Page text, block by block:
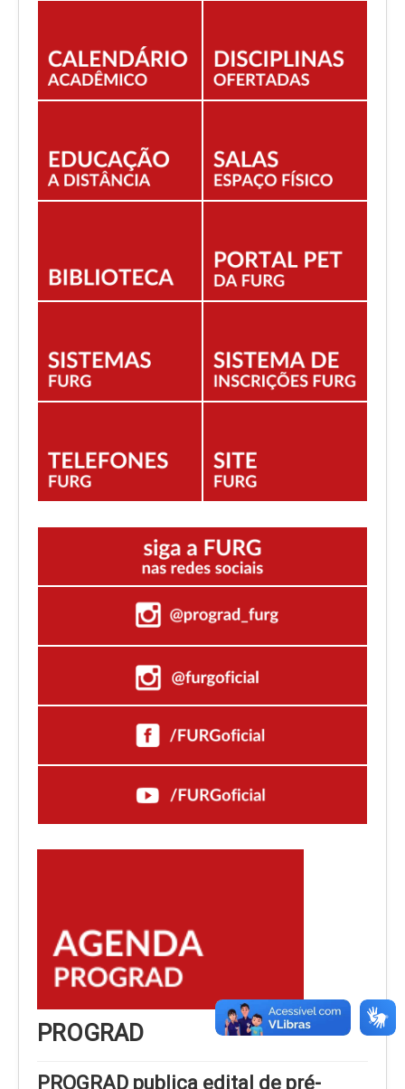
NORMAS ACADÊMICAS
DOCENTE
Você está aqui: Início
PROGRAD publica edital de pré-seleção para a Bolsa
Instituto Guimarães Rosa de Mérito Acadêmico – Bolsa
PROGRAD
PROGRAD publica edital de pré-